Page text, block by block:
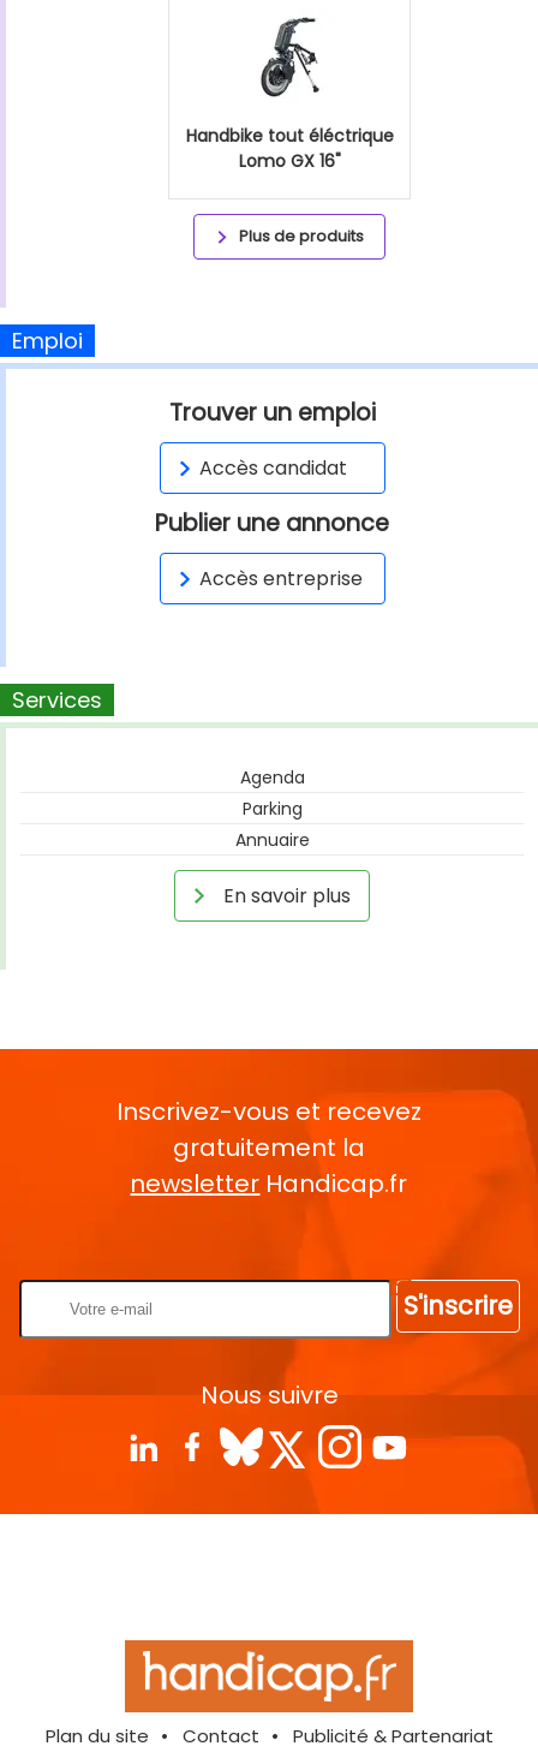
Handbike tout éléctrique
Lomo GX 16"
Plus de produits
Emploi
Trouver un emploi
Accès candidat
Publier une annonce
Accès entreprise
Services
Agenda
Parking
Annuaire
En savoir plus
Inscrivez-vous et recevez
gratuitement la
newsletter Handicap.fr
S'inscrire
Nous suivre
Plan du site Contact
Publicité & Partenariat